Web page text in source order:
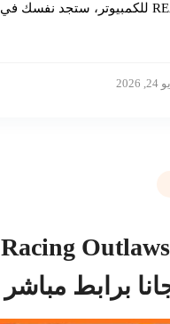
تحميل لعبة REANIMAL للكمبيوتر، ستجد نفسك في
تحميل لعبة Racing Outlaws
برابط مباشر